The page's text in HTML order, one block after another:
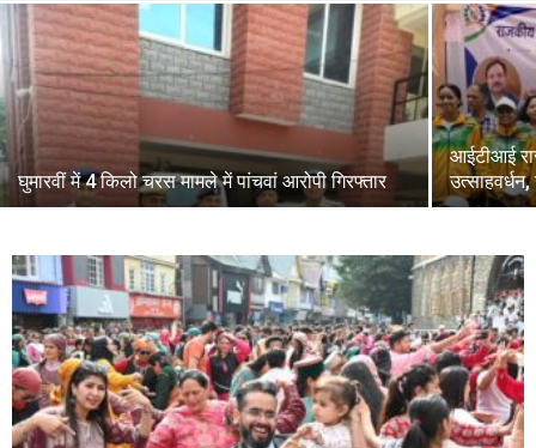
घुमारवीं में 4 किलो चरस मामले में पांचवां आरोपी गिरफ्तार
आईटीआई